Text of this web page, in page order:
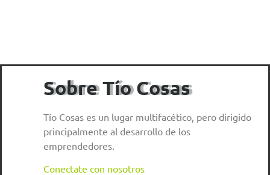
Sobre Tío Cosas
Tío Cosas es un lugar multifacético, pero dirigido
principalmente al desarrollo de los
emprendedores.
Conectate con nosotros